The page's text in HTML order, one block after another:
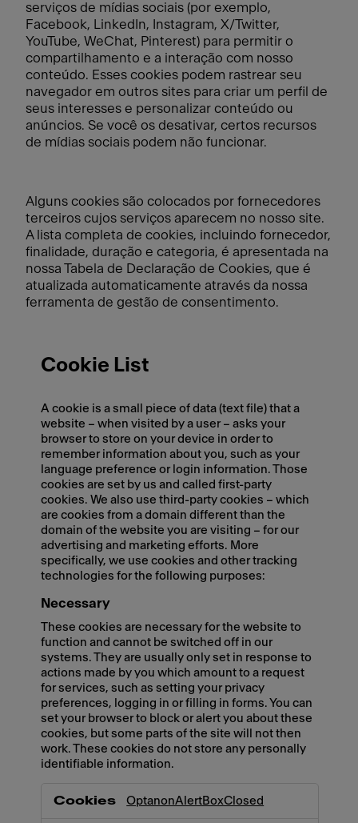
serviços de mídias sociais (por exemplo,
Facebook, LinkedIn, Instagram, X/Twitter,
YouTube, WeChat, Pinterest) para permitir o
compartilhamento e a interação com nosso
conteúdo. Esses cookies podem rastrear seu
navegador em outros sites para criar um perfil de
seus interesses e personalizar conteúdo ou
anúncios. Se você os desativar, certos recursos
de mídias sociais podem não funcionar.
Alguns cookies são colocados por fornecedores
terceiros cujos serviços aparecem no nosso site.
A lista completa de cookies, incluindo fornecedor,
finalidade, duração e categoria, é apresentada na
nossa Tabela de Declaração de Cookies, que é
atualizada automaticamente através da nossa
ferramenta de gestão de consentimento.
Cookie List
A cookie is a small piece of data (text file) that a
website – when visited by a user – asks your
browser to store on your device in order to
remember information about you, such as your
language preference or login information. Those
cookies are set by us and called first-party
cookies. We also use third-party cookies – which
are cookies from a domain different than the
domain of the website you are visiting – for our
advertising and marketing efforts. More
specifically, we use cookies and other tracking
technologies for the following purposes:
Necessary
These cookies are necessary for the website to
function and cannot be switched off in our
systems. They are usually only set in response to
actions made by you which amount to a request
for services, such as setting your privacy
preferences, logging in or filling in forms. You can
set your browser to block or alert you about these
cookies, but some parts of the site will not then
work. These cookies do not store any personally
identifiable information.
OptanonAlertBoxClosed